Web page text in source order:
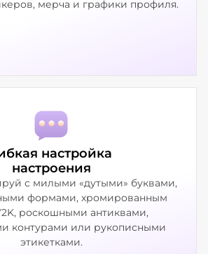
мерча и графики профиля.
настройка
настроения
с милыми «дутыми» буквами,
формами, хромированным
роскошными антиквами,
контурами или рукописными
этикетками.